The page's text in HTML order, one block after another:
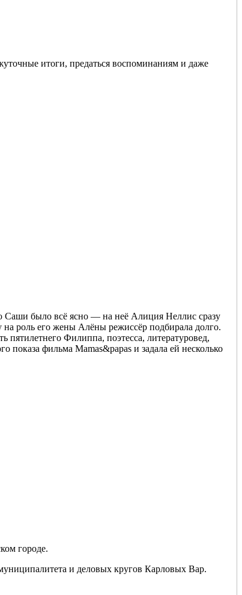
итоги, предаться воспоминаниям и даже
было всё ясно — на неё Алиция Неллис сразу
роль его жены Алёны режиссёр подбирала долго.
Филиппа, поэтесса, литературовед,
показа фильма Mamas&papas и задала ей несколько
городе.
и деловых кругов Карловых Вар.